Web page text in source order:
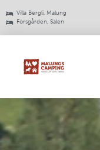
Villa Bergli, Malung
Försgården, Sälen